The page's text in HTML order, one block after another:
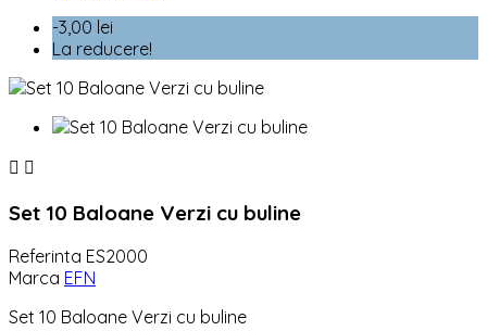
-3,00 lei
La reducere!
 
Set 10 Baloane Verzi cu buline
Referinta ES2000
Marca EFN
Set 10 Baloane Verzi cu buline